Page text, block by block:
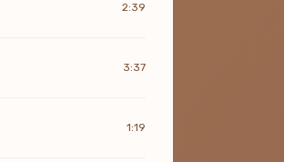
2:39
3:37
1:19